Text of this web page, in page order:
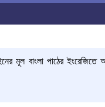
মূল বাংলা পাঠের